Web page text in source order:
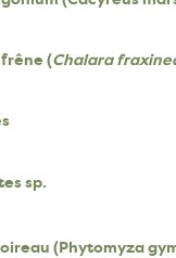
(Chalara
sp.
(Phytomyza